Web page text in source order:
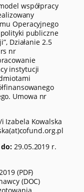
współpracy
Operacyjnego
polityki publiczne
Działanie 2.5
nr
instytucji
Umowa nr
Izabela Kowalska
29.05.2019 r.
(PDF)
(DOC)